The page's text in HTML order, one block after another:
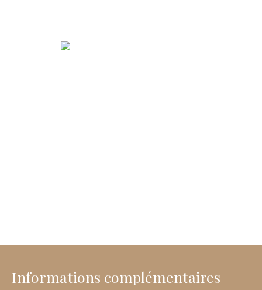
Informations complémentaires